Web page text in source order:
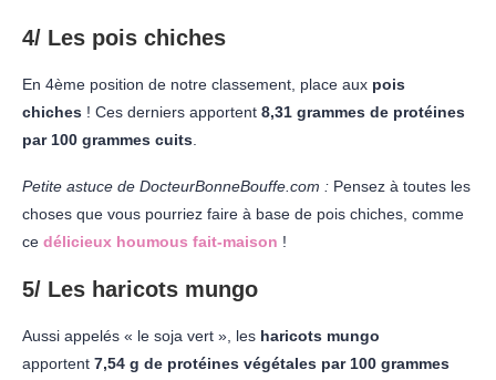
4/ Les pois chiches
En 4ème position de notre classement, place aux pois
chiches ! Ces derniers apportent 8,31 grammes de protéines
par 100 grammes cuits
Petite astuce de DocteurBonneBouffe.com : Pensez à toutes les
choses que vous pourriez faire à base de pois chiches, comme
ce délicieux houmous fait-maison !
5/ Les haricots mungo
Aussi appelés « le soja vert », les haricots mungo
apportent 7,54 g de protéines végétales par 100 grammes